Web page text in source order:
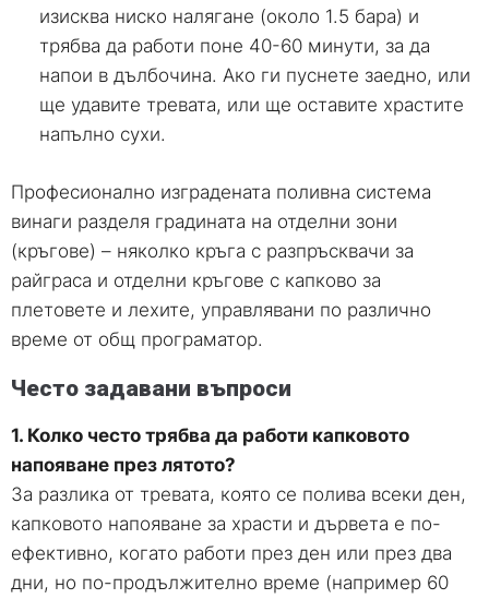
изисква ниско налягане (около 1.5 бара) и
трябва да работи поне 40-60 минути, за да
напои в дълбочина. Ако ги пуснете заедно, или
ще удавите тревата, или ще оставите храстите
напълно сухи.
Професионално изградената поливна система
винаги разделя градината на отделни зони
(кръгове) – няколко кръга с разпръсквачи за
райграса и отделни кръгове с капково за
плетовете и лехите, управлявани по различно
време от общ програматор.
Често задавани въпроси
1. Колко често трябва да работи капковото
напояване през лятото?
За разлика от тревата, която се полива всеки ден,
капковото напояване за храсти и дървета е по-
ефективно, когато работи през ден или през два
дни, но по-продължително време (например 60